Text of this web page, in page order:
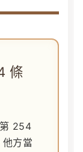
條
第 254
他方當